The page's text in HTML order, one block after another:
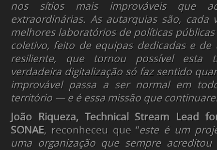
nos sítios mais improváveis que
extraordinárias. As autarquias são, cada
melhores laboratórios de políticas
coletivo, feito de equipas dedicadas e de
resiliente, que tornou possível esta
verdadeira digitalização só faz sentido
improvável passa a ser normal em
território — e é essa missão que
João Riqueza, Technical Stream Lead
SONAE, reconheceu que “este é um
uma organização que sempre